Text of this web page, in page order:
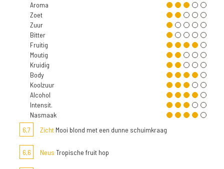
Aroma
Zoet
Zuur
Bitter
Fruitig
Moutig
Kruidig
Body
Koolzuur
Alcohol
Intensit.
Nasmaak
6,7
Zicht Mooi blond met een dunne schuimkraag
6,6 Neus Tropische fruit hop